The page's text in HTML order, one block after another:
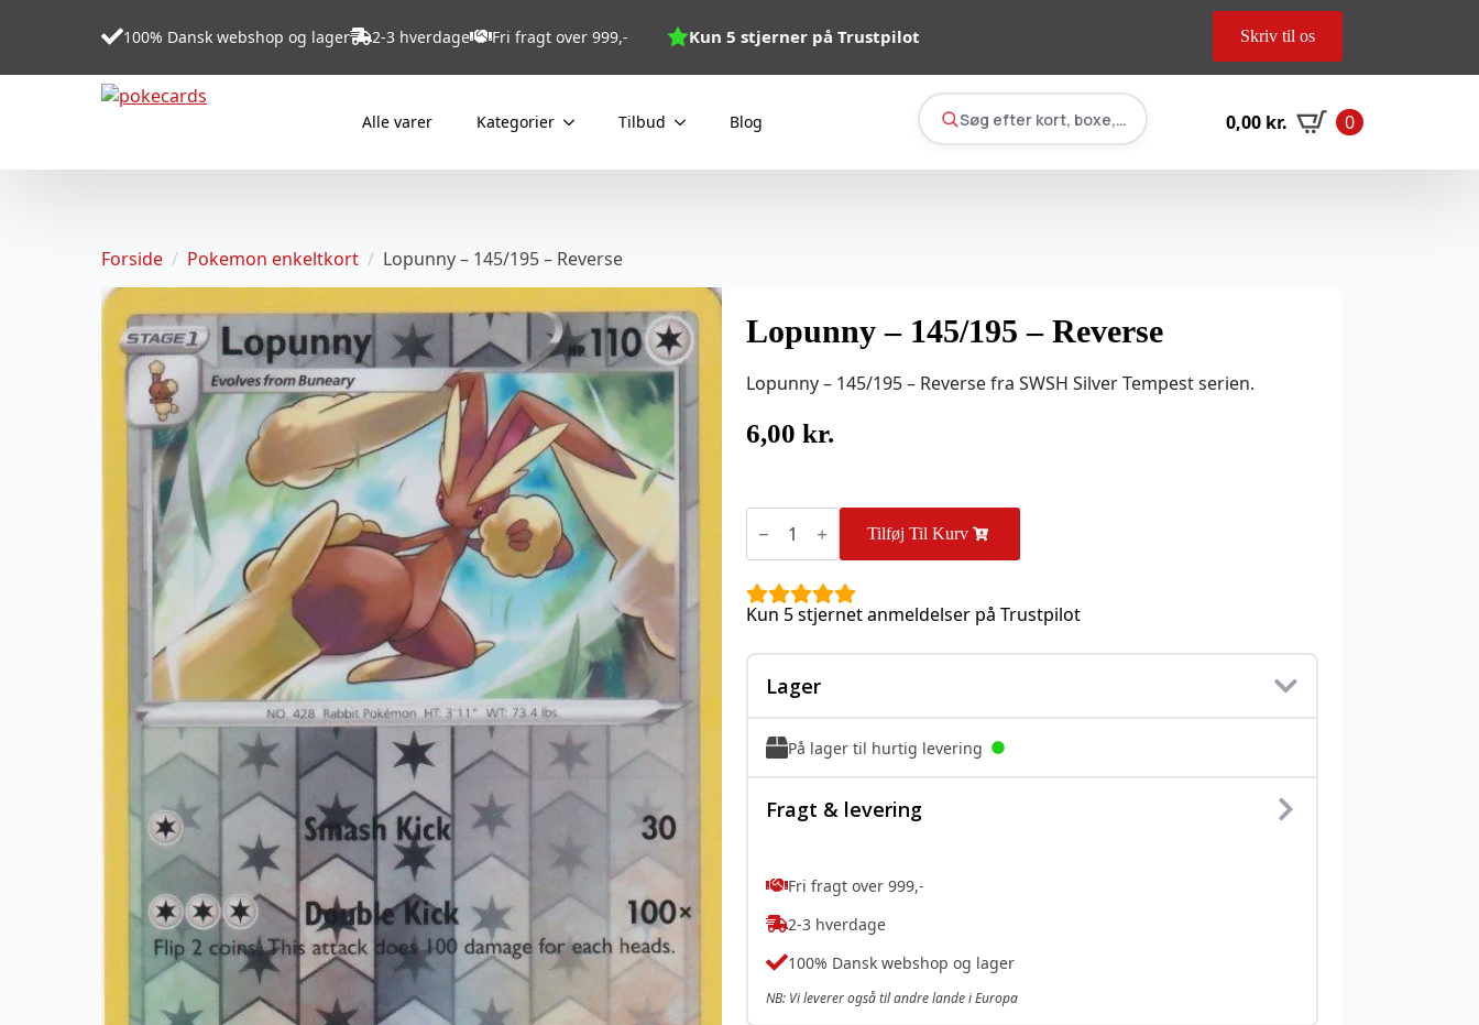
100% Dansk webshop og lager 2-3 hverdage Fri fragt over 999,- Kun 5 stjerner på Trustpilot Skriv til os
Alle varer Kategorier Tilbud Blog Søg efter kort, boxe, tilbehør… 0,00 kr. 0
Forside Pokemon enkeltkort Lopunny – 145/195 – Reverse
Lopunny – 145/195 – Reverse
Lopunny – 145/195 – Reverse fra SWSH Silver Tempest serien.
6,00 kr.
Lopunny
-
Reverse
antal
Tilføj Til Kurv
Kun 5 stjernet anmeldelser på Trustpilot
Lager
På lager til hurtig levering
Fragt & levering
Fri fragt over 999,-
2-3 hverdage
100% Dansk webshop og lager
NB: Vi leverer også til andre lande i Europa